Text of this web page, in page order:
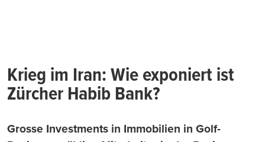
Krieg im Iran: Wie exponiert ist
Zürcher Habib Bank?
Grosse Investments in Immobilien in Golf-